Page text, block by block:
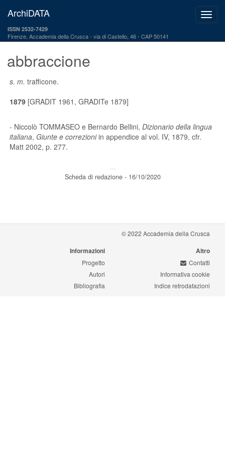
ArchiDATA
ISSN 2532-7429
Firenze, Accademia della Crusca via di Castello, 46 - CAP 50141
abbraccione
s. m. trafficone.
1879[GRADIT 1961, GRADITe 1879]
- Niccolò TOMMASEO e Bernardo Bellini, Dizionario della lingua
italiana, Giunte e correzioniin appendice al vol. IV, 1879, cfr.
Matt 2002, p. 277.
---
Scheda di redazione - 16/10/2020
© 2022 Accademia della Crusca
Informazioni
Progetto
Autori
Bibliografia
Altro
Contatti
Informativa cookie
Indice retrodatazioni